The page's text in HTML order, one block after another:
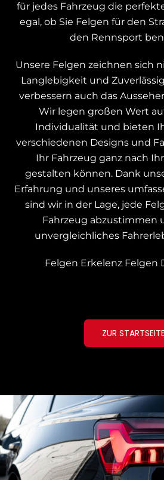
für jedes Fahrzeug die
egal, ob Sie Felgen für den
den Rennsport
Unsere Felgen zeichnen sich
Langlebigkeit und
verbessern auch das
Wir legen großen Wert
Individualität und bieten
verschiedenen Designs und
Ihr Fahrzeug ganz nach
gestalten können.Dank
Erfahrung und unseres
sind wir in der Lage, jede
Fahrzeug abzustimmen
unvergleichliches
Felgen Erkelenz Felgen
ZUR STARTSEITE